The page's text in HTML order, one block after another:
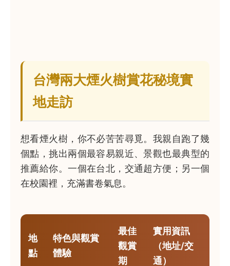
台灣兩大煙火樹賞花秘境實
地走訪
想看煙火樹，你不必苦苦尋覓。我親自跑了幾
個點，挑出兩個最容易親近、景觀也最典型的
推薦給你。一個在台北，交通超方便；另一個
在校園裡，充滿書卷氣息。
地
點
特色與觀賞
體驗
最佳
觀賞
期
實用資訊
（地址/交
通）